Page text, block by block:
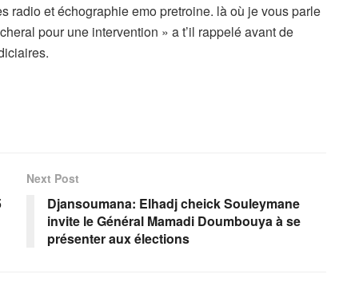
radio et échographie emo pretroine. là où je vous parle
pour une intervention » a t’il rappelé avant de
Next Post
Djansoumana: Elhadj cheick Souleymane
invite le Général Mamadi Doumbouya à se
présenter aux élections